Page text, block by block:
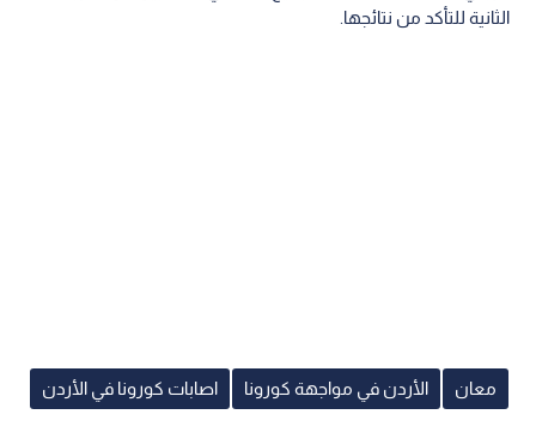
الثانية للتأكد من نتائجها.
معان الأردن في مواجهة كورونا اصابات كورونا في الأردن